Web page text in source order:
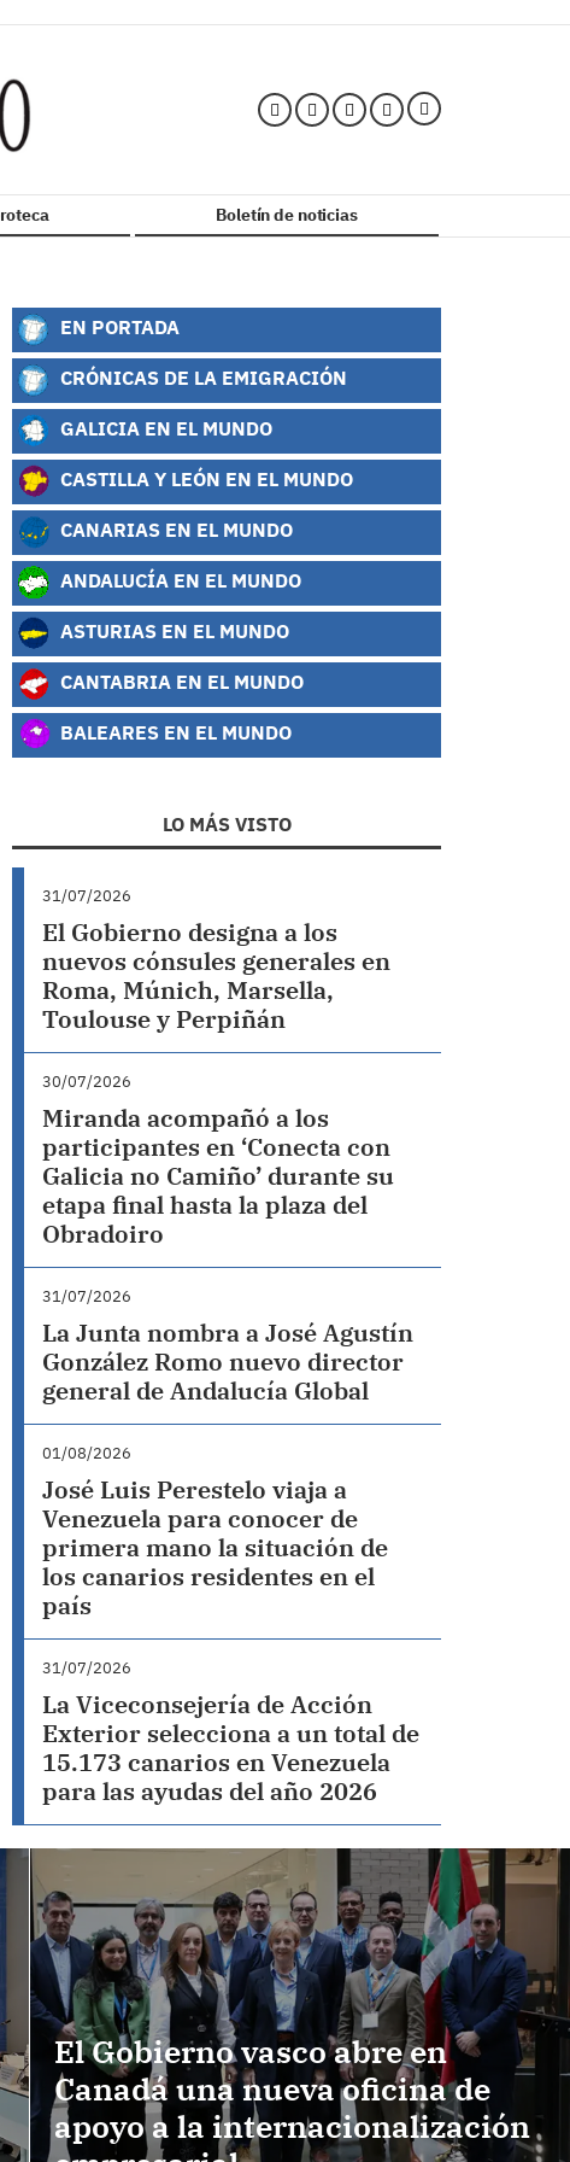
Boletín de noticias
EN PORTADA
CRÓNICAS DE LA EMIGRACIÓN
GALICIA EN EL MUNDO
CASTILLA Y LEÓN EN EL MUNDO
CANARIAS EN EL MUNDO
ANDALUCÍA EN EL MUNDO
ASTURIAS EN EL MUNDO
CANTABRIA EN EL MUNDO
BALEARES EN EL MUNDO
LO MÁS VISTO
31/07/2026
El Gobierno designa a los
nuevos cónsules generales en
Roma, Múnich, Marsella,
Toulouse y Perpiñán
30/07/2026
Miranda acompañó a los
participantes en ‘Conecta con
Galicia no Camiño’ durante su
etapa final hasta la plaza del
Obradoiro
31/07/2026
La Junta nombra a José Agustín
González Romo nuevo director
general de Andalucía Global
01/08/2026
José Luis Perestelo viaja a
Venezuela para conocer de
primera mano la situación de
los canarios residentes en el
país
31/07/2026
La Viceconsejería de Acción
Exterior selecciona a un total de
15.173 canarios en Venezuela
para las ayudas del año 2026
El Gobierno vasco abre en
Canadá una nueva oficina de
apoyo a la internacionalización